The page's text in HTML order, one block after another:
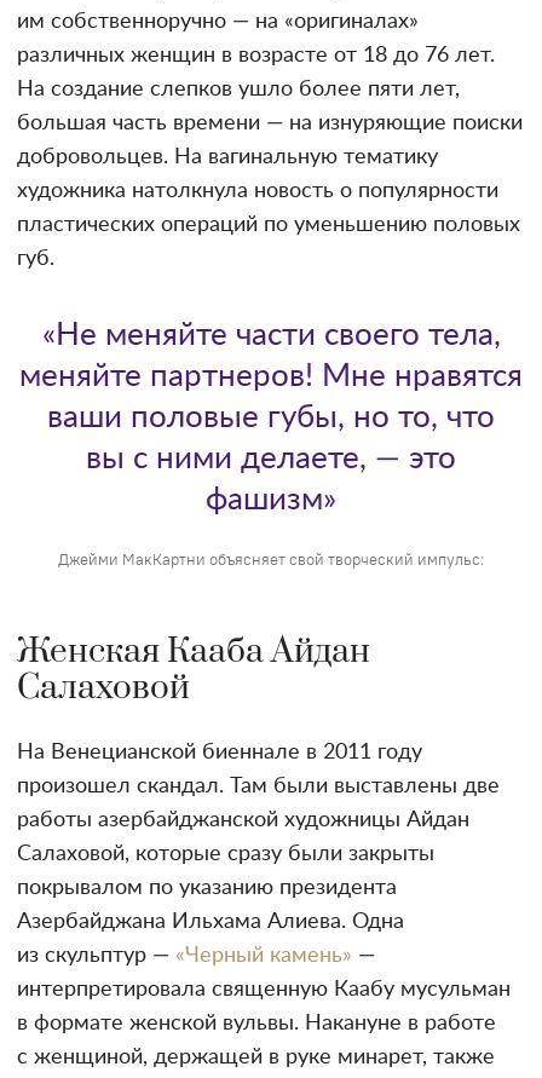
им собственноручно — на «оригиналах»
различных женщин в возрасте от 18 до 76 лет.
На создание слепков ушло более пяти лет,
большая часть времени — на изнуряющие поиски
добровольцев. На вагинальную тематику
художника натолкнула новость о популярности
пластических операций по уменьшению половых
губ.
Джейми МакКартни объясняет свой творческий импульс:
«Не меняйте части своего тела,
меняйте партнеров! Мне нравятся
ваши половые губы, но то, что
вы с ними делаете, — это
фашизм»
Женская Кааба Айдан
Салаховой
На Венецианской биеннале в 2011 году
произошел скандал. Там были выставлены две
работы азербайджанской художницы Айдан
Салаховой, которые сразу были закрыты
покрывалом по указанию президента
Азербайджана Ильхама Алиева. Одна
из скульптур — «Черный камень» —
интерпретировала священную Каабу мусульман
в формате женской вульвы. Накануне в работе
с женщиной, держащей в руке минарет, также